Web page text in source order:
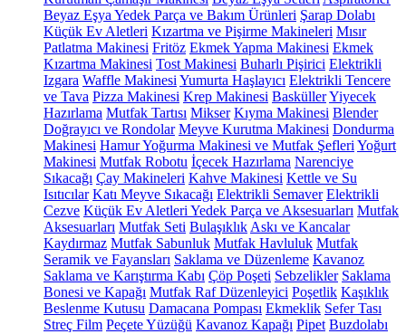
Beyaz Eşya Yedek Parça ve Bakım Ürünleri Şarap Dolabı
Küçük Ev Aletleri Kızartma ve Pişirme Makineleri Mısır
Patlatma Makinesi Fritöz Ekmek Yapma Makinesi Ekmek
Kızartma Makinesi Tost Makinesi Buharlı Pişirici Elektrikli
Izgara Waffle Makinesi Yumurta Haşlayıcı Elektrikli Tencere
ve Tava Pizza Makinesi Krep Makinesi BasküllerYiyecek
Hazırlama Mutfak Tartısı Mikser Kıyma Makinesi Blender
Doğrayıcı ve Rondolar Meyve Kurutma Makinesi Dondurma
Makinesi Hamur Yoğurma Makinesi ve Mutfak Şefleri Yoğurt
Makinesi Mutfak Robotu İçecek Hazırlama Narenciye
Sıkacağı Çay Makineleri Kahve Makinesi Kettle ve Su
Isıtıcılar Katı Meyve Sıkacağı Elektrikli Semaver Elektrikli
Cezve Küçük Ev Aletleri Yedek Parça ve Aksesuarları Mutfak
Aksesuarları Mutfak Seti Bulaşıklık Askı ve Kancalar
Kaydırmaz Mutfak Sabunluk Mutfak Havluluk Mutfak
Seramik ve Fayansları Saklama ve Düzenleme Kavanoz
Saklama ve Karıştırma Kabı Çöp Poşeti Sebzelikler Saklama
Bonesi ve Kapağı Mutfak Raf Düzenleyici Poşetlik Kaşıklık
Beslenme Kutusu Damacana Pompası Ekmeklik Sefer Tası
Streç Film Peçete Yüzüğü Kavanoz Kapağı Pipet Buzdolabı